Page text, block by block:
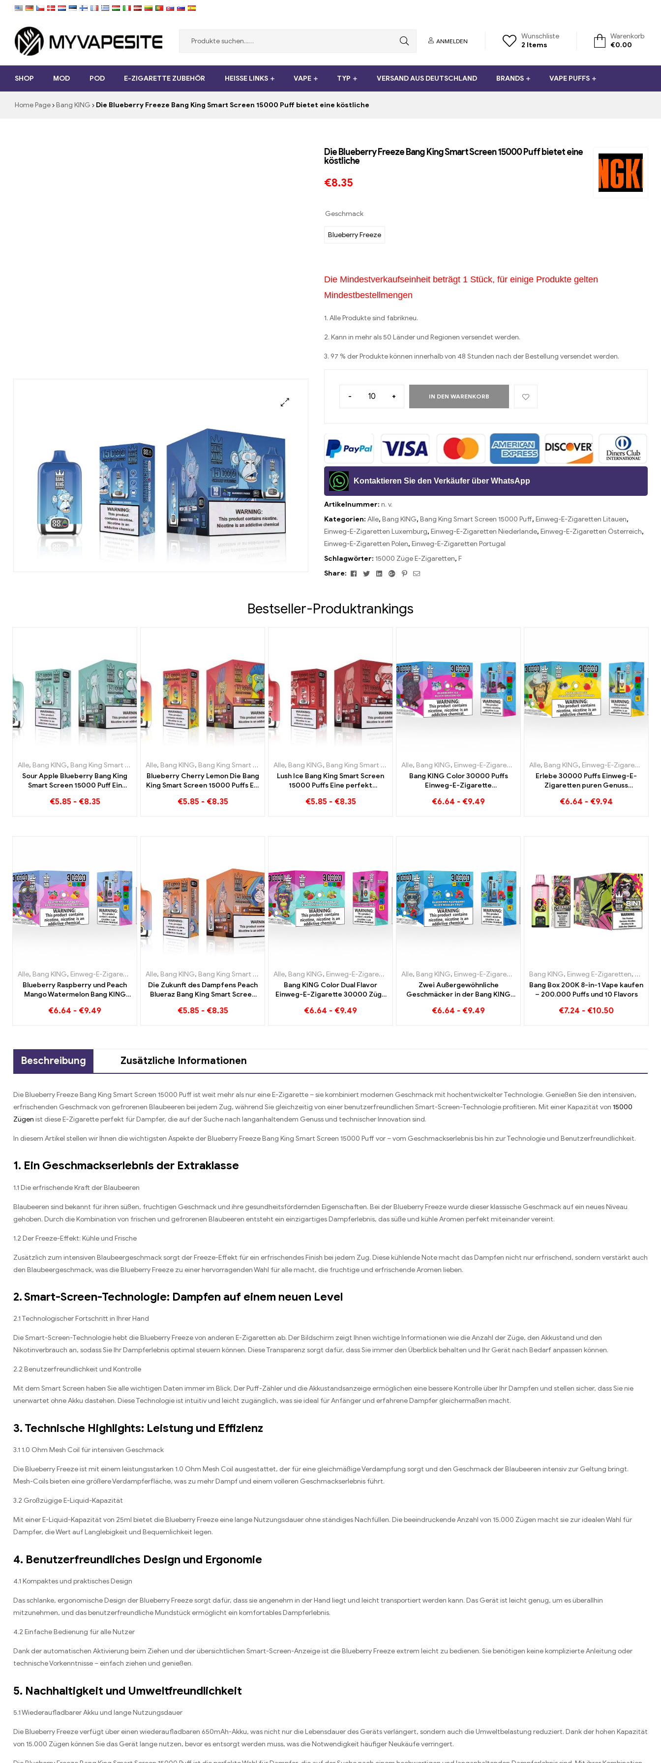
Myvapesite.de
günstig
ANMELDEN
Wunschliste
2 Items
Warenkorb
€0.00
SHOP MOD POD E-ZIGARETTE ZUBEHÖR HEISSE LINKS VAPE TYP VERSAND AUS DEUTSCHLAND BRANDS VAPE PUFFS
Home Page Bang KING Die Blueberry Freeze Bang King Smart Screen 15000 Puff bietet eine köstliche
Die Blueberry Freeze Bang King Smart Screen 15000 Puff bietet eine
köstliche
€8.35
Geschmack
Blueberry Freeze
Die Mindestverkaufseinheit beträgt 1 Stück, für einige Produkte gelten
Mindestbestellmengen
1. Alle Produkte sind fabrikneu.
2. Kann in mehr als 50 Länder und Regionen versendet werden.
3. 97 % der Produkte können innerhalb von 48 Stunden nach der Bestellung versendet werden.
- + IN DEN WARENKORB
Kontaktieren Sie den Verkäufer über WhatsApp
Artikelnummer:n. v.
Kategorien:Alle,Bang KING,Bang King Smart Screen 15000 Puff,Einweg-E-Zigaretten Litauen,
Einweg-E-Zigaretten Luxemburg,Einweg-E-Zigaretten Niederlande,Einweg-E-Zigaretten Österreich,
Einweg-E-Zigaretten Polen,Einweg-E-Zigaretten Portugal
Schlagwörter: 15000 Züge E-Zigaretten,F
Share:
FacebookTwitterLinkedinGoogle+Pinterest
Email
Bestseller-Produktrankings
Alle, Bang KING, Bang King Smart Screen 15000 Puff ,Einweg-E-Zigaretten Litauen,Einweg-E-Zigaretten Luxemburg, Einweg-E-Zigaretten Niederlande,Einweg-E-Zigaretten Österreich,Einweg-E-
Sour Apple Blueberry Bang King
Smart Screen 15000 Puff Ein
voller frischer Aromen
€5.85 - €8.35
Alle, Bang KING, Bang King Smart Screen 15000 Puff ,Einweg-E-Zigaretten Litauen,Einweg-E-Zigaretten Luxemburg, Einweg-E-Zigaretten Niederlande,Einweg-E-
Blueberry Cherry Lemon Die Bang
King Smart Screen 15000 Puffs Ein
Einweg E-Zigaretten
€5.85 - €8.35
Alle, Bang KING, Bang King Smart Screen 15000 Puff ,Einweg-E-Zigaretten Schweden ,Einweg-E-Zigaretten Slowakei
Lush Ice Bang King Smart Screen
15000 Puffs Eine perfekt
Wassermelone und Minze
€5.85 - €8.35
Alle, Bang KING, Einweg-E-Zigaretten Litauen ,Einweg-E-Zigaretten Luxemburg
Bang KING Color 30000 Puffs
Einweg-E-Zigarette
Geschmacksrichtungen Blueberry
€6.64 - €9.49
Alle, Bang KING, Einweg-E-Zigaretten Litauen
Erlebe 30000 Puffs Einweg-E-
Zigaretten puren Genuss
Strawberry Banana im Bang KING
€6.64 - €9.94
Alle, Bang KING, Einweg-E-Zigaretten Litauen ,Einweg-E-Zigaretten Luxemburg Einweg-E-Zigaretten Niederlande,Einweg-E-Zigaretten Österreich,Einweg-E-Zigaretten Polen,Einweg-E-Zigaretten
Blueberry Raspberry und Peach
Mango Watermelon Bang KING
ZIGARETTEN Dual Flavor
€6.64 - €9.49
Alle, Bang KING, Bang King Smart Screen 15000 Puff ,Einweg-E-Zigaretten Litauen,Einweg-E-Zigaretten Luxemburg, Einweg-E-Zigaretten Niederlande,Einweg-E-
Die Zukunft des Dampfens Peach
Blueraz Bang King Smart Screen
€5.85 - €8.35
Alle, Bang KING, Einweg-E-Zigaretten Litauen ,Einweg-E-Zigaretten Luxemburg Einweg-E-Zigaretten Niederlande ,
Bang KING Color Dual Flavor
Einweg-E-Zigarette 30000 Züge
Watermelon und Kiwi Passion
€6.64 - €9.49
Alle, Bang KING, Einweg-E-Zigaretten Litauen ,Einweg-E-Zigaretten Luxemburg
Zwei Außergewöhnliche
Geschmäcker in der Bang KING
Blueberry Raspberry Mixed und
€6.64 - €9.49
Bang KING, Einweg E-Zigaretten,
Bang Box 200K 8-in-1 Vape kaufen
– 200.000 Puffs und 10 Flavors
€7.24 - €10.50
Beschreibung Zusätzliche Informationen
Die Blueberry Freeze Bang King Smart Screen 15000 Puff ist weit mehr als nur eine E-Zigarette – sie kombiniert modernen Geschmack mit hochentwickelter Technologie. Genießen Sie den intensiven,
erfrischenden Geschmack von gefrorenen Blaubeeren bei jedem Zug, während Sie gleichzeitig von einer benutzerfreundlichen Smart-Screen-Technologie profitieren. Mit einer Kapazität von 15000
Zügen ist diese E-Zigarette perfekt für Dampfer, die auf der Suche nach langanhaltendem Genuss und technischer Innovation sind.
In diesem Artikel stellen wir Ihnen die wichtigsten Aspekte der Blueberry Freeze Bang King Smart Screen 15000 Puff vor – vom Geschmackserlebnis bis hin zur Technologie und Benutzerfreundlichkeit.
1. Ein Geschmackserlebnis der Extraklasse
1.1 Die erfrischende Kraft der Blaubeeren
Blaubeeren sind bekannt für ihren süßen, fruchtigen Geschmack und ihre gesundheitsfördernden Eigenschaften. Bei der Blueberry Freeze wurde dieser klassische Geschmack auf ein neues Niveau
gehoben. Durch die Kombination von frischen und gefrorenen Blaubeeren entsteht ein einzigartiges Dampferlebnis, das süße und kühle Aromen perfekt miteinander vereint.
1.2 Der Freeze-Effekt: Kühle und Frische
Zusätzlich zum intensiven Blaubeergeschmack sorgt der Freeze-Effekt für ein erfrischendes Finish bei jedem Zug. Diese kühlende Note macht das Dampfen nicht nur erfrischend, sondern verstärkt auch
den Blaubeergeschmack, was die Blueberry Freeze zu einer hervorragenden Wahl für alle macht, die fruchtige und erfrischende Aromen lieben.
2. Smart-Screen-Technologie: Dampfen auf einem neuen Level
2.1 Technologischer Fortschritt in Ihrer Hand
Die Smart-Screen-Technologie hebt die Blueberry Freeze von anderen E-Zigaretten ab. Der Bildschirm zeigt Ihnen wichtige Informationen wie die Anzahl der Züge, den Akkustand und den
Nikotinverbrauch an, sodass Sie Ihr Dampferlebnis optimal steuern können. Diese Transparenz sorgt dafür, dass Sie immer den Überblick behalten und Ihr Gerät nach Bedarf anpassen können.
2.2 Benutzerfreundlichkeit und Kontrolle
Mit dem Smart Screen haben Sie alle wichtigen Daten immer im Blick. Der Puff-Zähler und die Akkustandsanzeige ermöglichen eine bessere Kontrolle über Ihr Dampfen und stellen sicher, dass Sie nie
unerwartet ohne Akku dastehen. Diese Technologie ist intuitiv und leicht zugänglich, was sie ideal für Anfänger und erfahrene Dampfer gleichermaßen macht.
3. Technische Highlights: Leistung und Effizienz
3.1 1.0 Ohm Mesh Coil für intensiven Geschmack
Die Blueberry Freeze ist mit einem leistungsstarken 1.0 Ohm Mesh Coil ausgestattet, der für eine gleichmäßige Verdampfung sorgt und den Geschmack der Blaubeeren intensiv zur Geltung bringt.
Mesh-Coils bieten eine größere Verdampferfläche, was zu mehr Dampf und einem volleren Geschmackserlebnis führt.
3.2 Großzügige E-Liquid-Kapazität
Mit einer E-Liquid-Kapazität von 25ml bietet die Blueberry Freeze eine lange Nutzungsdauer ohne ständiges Nachfüllen. Die beeindruckende Anzahl von 15.000 Zügen macht sie zur idealen Wahl für
Dampfer, die Wert auf Langlebigkeit und Bequemlichkeit legen.
4. Benutzerfreundliches Design und Ergonomie
4.1 Kompaktes und praktisches Design
Das schlanke, ergonomische Design der Blueberry Freeze sorgt dafür, dass sie angenehm in der Hand liegt und leicht transportiert werden kann. Das Gerät ist leicht genug, um es überallhin
mitzunehmen, und das benutzerfreundliche Mundstück ermöglicht ein komfortables Dampferlebnis.
4.2 Einfache Bedienung für alle Nutzer
Dank der automatischen Aktivierung beim Ziehen und der übersichtlichen Smart-Screen-Anzeige ist die Blueberry Freeze extrem leicht zu bedienen. Sie benötigen keine komplizierte Anleitung oder
technische Vorkenntnisse – einfach ziehen und genießen.
5. Nachhaltigkeit und Umweltfreundlichkeit
5.1 Wiederaufladbarer Akku und lange Nutzungsdauer
Die Blueberry Freeze verfügt über einen wiederaufladbaren 650mAh-Akku, was nicht nur die Lebensdauer des Geräts verlängert, sondern auch die Umweltbelastung reduziert. Dank der hohen Kapazität
von 15.000 Zügen können Sie das Gerät lange nutzen, bevor es entsorgt werden muss, was die Notwendigkeit häufiger Neukäufe verringert.